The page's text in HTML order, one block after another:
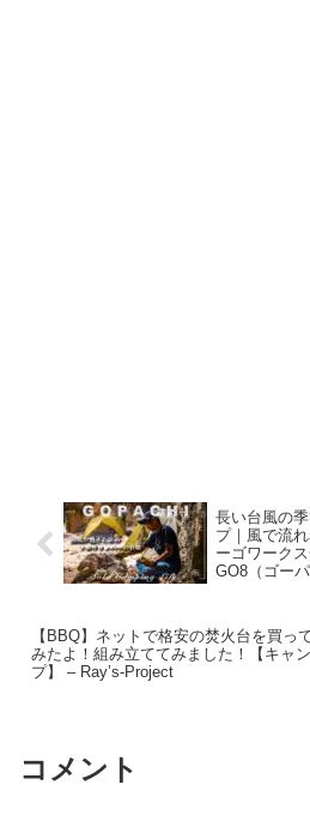
長い台風の
プ｜風で流
ーゴワーク
GO8（ゴーパ
【BBQ】ネットで格安の焚火台を買っ
みたよ！組み立ててみました！【キャン
プ】 – Ray’s-Project
コメント